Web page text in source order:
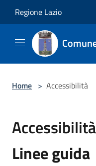
Regione Lazio
Home > Accessibilità
Accessibilità
Linee guida